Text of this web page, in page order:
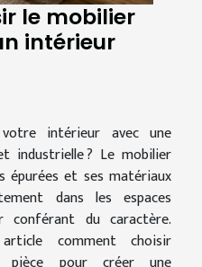
le mobilier
intérieur
intérieur avec une
industrielle ? Le mobilier
épurées et ses matériaux
dans les espaces
du caractère.
comment choisir